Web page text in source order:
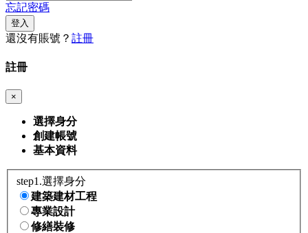
忘記密碼
登入
還沒有賬號？ 註冊
註冊
×
選擇身分
創建帳號
基本資料
step1.選擇身分
建築建材工程
專業設計
修繕裝修